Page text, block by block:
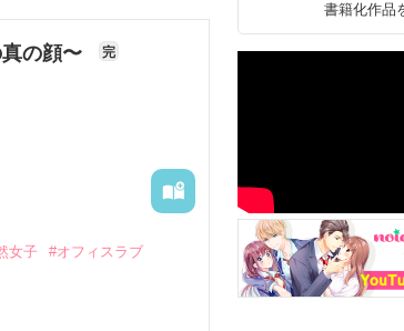
の顔〜 完
女子 #オフィスラブ
れ才女の幸せ
な結婚～2
書籍化作品